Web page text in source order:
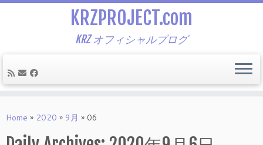
to
KRZPROJECT.com
KRZ オフィシャルブログ
Home » 2020 » 9月 » 06